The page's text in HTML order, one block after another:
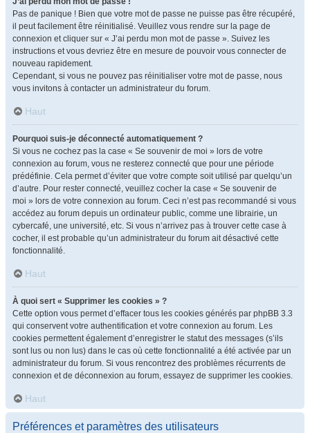
Pas de panique ! Bien que votre mot de passe ne puisse pas être récupéré,
il peut facilement être réinitialisé. Veuillez vous rendre sur la page de
connexion et cliquer sur « J’ai perdu mon mot de passe ». Suivez les
instructions et vous devriez être en mesure de pouvoir vous connecter de
nouveau rapidement.
Cependant, si vous ne pouvez pas réinitialiser votre mot de passe, nous
vous invitons à contacter un administrateur du forum.
Haut
Pourquoi suis-je déconnecté automatiquement ?
Si vous ne cochez pas la case « Se souvenir de moi » lors de votre
connexion au forum, vous ne resterez connecté que pour une période
prédéfinie. Cela permet d’éviter que votre compte soit utilisé par quelqu’un
d’autre. Pour rester connecté, veuillez cocher la case « Se souvenir de
moi » lors de votre connexion au forum. Ceci n’est pas recommandé si vous
accédez au forum depuis un ordinateur public, comme une librairie, un
cybercafé, une université, etc. Si vous n’arrivez pas à trouver cette case à
cocher, il est probable qu’un administrateur du forum ait désactivé cette
fonctionnalité.
Haut
À quoi sert « Supprimer les cookies » ?
Cette option vous permet d’effacer tous les cookies générés par phpBB 3.3
qui conservent votre authentification et votre connexion au forum. Les
cookies permettent également d’enregistrer le statut des messages (s’ils
sont lus ou non lus) dans le cas où cette fonctionnalité a été activée par un
administrateur du forum. Si vous rencontrez des problèmes récurrents de
connexion et de déconnexion au forum, essayez de supprimer les cookies.
Haut
Préférences et paramètres des utilisateurs